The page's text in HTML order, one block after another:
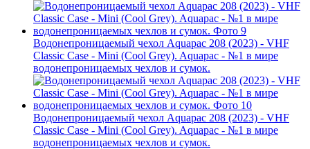
Водонепроницаемый чехол Aquapac 208 (2023) - VHF
Classic Case - Mini (Cool Grey). Aquapac - №1 в мире
водонепроницаемых чехлов и сумок.
Водонепроницаемый чехол Aquapac 208 (2023) - VHF
Classic Case - Mini (Cool Grey). Aquapac - №1 в мире
водонепроницаемых чехлов и сумок.